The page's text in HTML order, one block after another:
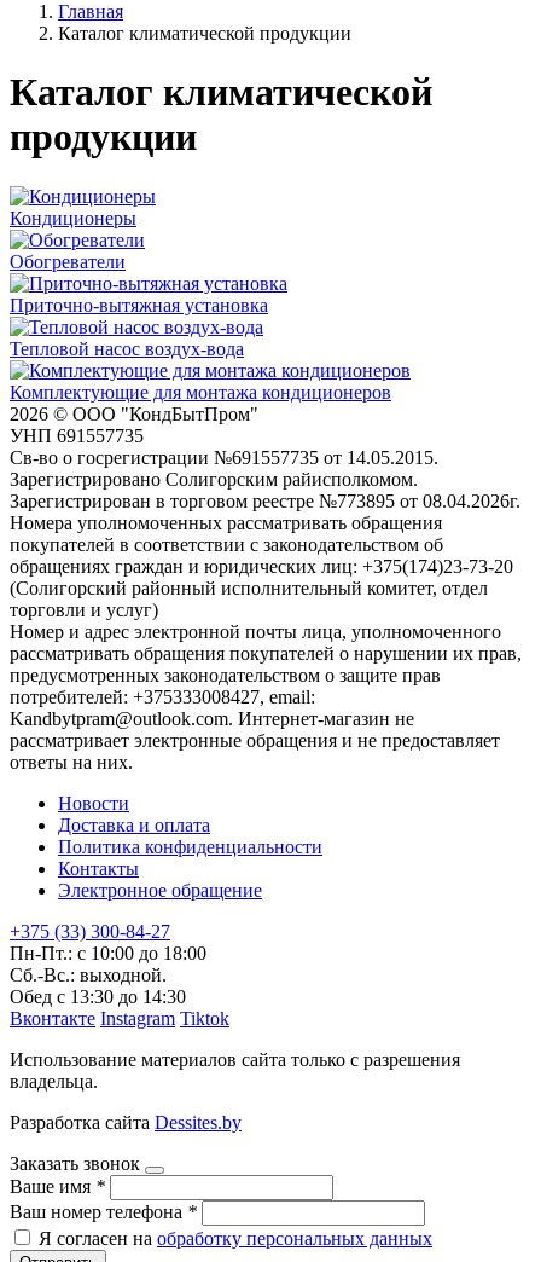
Главная
Каталог климатической продукции
Каталог климатической
продукции
Кондиционеры
Обогреватели
Приточно-вытяжная установка
Тепловой насос воздух-вода
Комплектующие для монтажа кондиционеров
2026 © ООО "КондБытПром"
УНП 691557735
Св-во о госрегистрации №691557735 от 14.05.2015.
Зарегистрировано Солигорским райисполкомом.
Зарегистрирован в торговом реестре №773895 от 08.04.2026г.
Номера уполномоченных рассматривать обращения
покупателей в соответствии с законодательством об
обращениях граждан и юридических лиц: +375(174)23-73-20
(Солигорский районный исполнительный комитет, отдел
торговли и услуг)
Номер и адрес электронной почты лица, уполномоченного
рассматривать обращения покупателей о нарушении их прав,
предусмотренных законодательством о защите прав
потребителей: +375333008427, email:
Kandbytpram@outlook.com. Интернет-магазин не
рассматривает электронные обращения и не предоставляет
ответы на них.
Новости
Доставка и оплата
Политика конфиденциальности
Контакты
Электронное обращение
+375 (33) 300-84-27
Пн-Пт.: с 10:00 до 18:00
Сб.-Вс.: выходной.
Обед с 13:30 до 14:30
Вконтакте Instagram Tiktok
Использование материалов сайта только с разрешения
владельца.
Разработка сайта Dessites.by
Заказать звонок
Ваше имя *
Ваш номер телефона *
Я согласен на обработку персональных данных